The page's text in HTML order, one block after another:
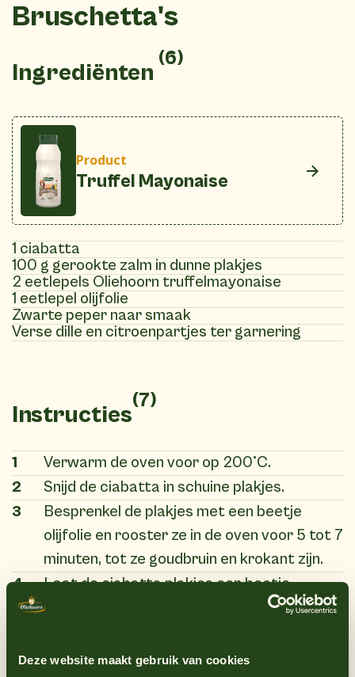
Deze website maakt gebruik van cookies
Bruschetta's
Ingrediënten
(6)
Product
Truffel Mayonaise
1 ciabatta
100 g gerookte zalm in dunne plakjes
2 eetlepels Oliehoorn truffelmayonaise
1 eetlepel olijfolie
Zwarte peper naar smaak
Verse dille en citroenpartjes ter garnering
Instructies
(7)
1
Verwarm de oven voor op 200°C.
2
Snijd de ciabatta in schuine plakjes.
3
Besprenkel de plakjes met een beetje
olijfolie en rooster ze in de oven voor 5 tot 7
minuten, tot ze goudbruin en krokant zijn.
4
Laat de ciabatta plakjes een beetje
afkoelen en besmeer elk plakje met een dun
5
Leg er een plakje gerookte zalm bovenop.